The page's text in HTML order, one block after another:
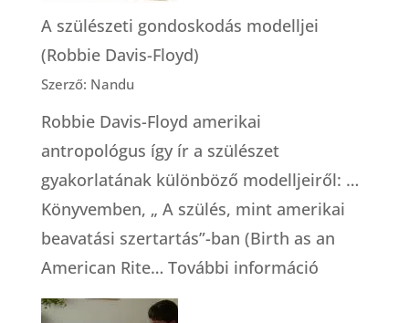
A szülészeti gondoskodás modelljei
(Robbie Davis-Floyd)
Szerző: Nandu
Robbie Davis-Floyd amerikai
antropológus így ír a szülészet
gyakorlatának különböző modelljeiről: …
Könyvemben, „ A szülés, mint amerikai
beavatási szertartás”-ban (Birth as an
American Rite… További információ: